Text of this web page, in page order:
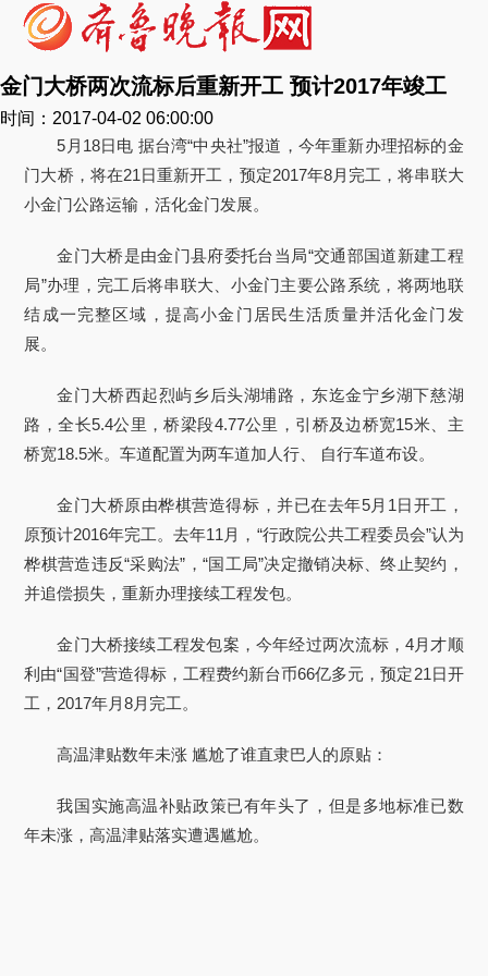
金门大桥两次流标后重新开工 预计2017年竣工
时间：2017-04-02 06:00:00
5月18日电 据台湾“中央社”报道，今年重新办理招标的金
门大桥，将在21日重新开工，预定2017年8月完工，将串联大
小金门公路运输，活化金门发展。
金门大桥是由金门县府委托台当局“交通部国道新建工程
局”办理，完工后将串联大、小金门主要公路系统，将两地联
结成一完整区域，提高小金门居民生活质量并活化金门发
展。
金门大桥西起烈屿乡后头湖埔路，东迄金宁乡湖下慈湖
路，全长5.4公里，桥梁段4.77公里，引桥及边桥宽15米、主
桥宽18.5米。车道配置为两车道加人行、 自行车道布设。
金门大桥原由桦棋营造得标，并已在去年5月1日开工，
原预计2016年完工。去年11月，“行政院公共工程委员会”认为
桦棋营造违反“采购法”，“国工局”决定撤销决标、终止契约，
并追偿损失，重新办理接续工程发包。
金门大桥接续工程发包案，今年经过两次流标，4月才顺
利由“国登”营造得标，工程费约新台币66亿多元，预定21日开
工，2017年月8月完工。
高温津贴数年未涨 尴尬了谁直隶巴人的原贴：
我国实施高温补贴政策已有年头了，但是多地标准已数
年未涨，高温津贴落实遭遇尴尬。